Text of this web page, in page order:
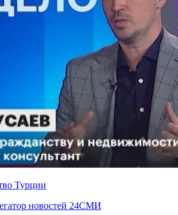
Турции
новостей 24СМИ